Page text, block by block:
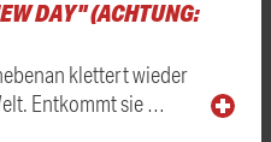
DAY" (ACHTUNG:
klettert wieder
Entkommt sie …